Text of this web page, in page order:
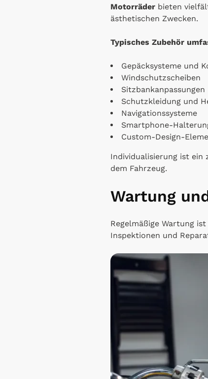
Motorräder bieten
ästhetischen Zwecken.
Typisches Zubehör
Gepäcksysteme und
Windschutzscheiben
Sitzbankanpassungen
Schutzkleidung und
Navigationssysteme
Smartphone-
Custom-Design-
Individualisierung ist ein
dem Fahrzeug.
Wartung
Regelmäßige Wartung
Inspektionen und